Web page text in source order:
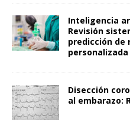
Inteligencia
Revisión
predicción de
Disección
al embarazo: